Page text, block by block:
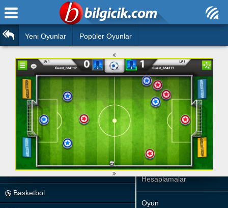
Araba
Boyama
Futbol
Çocuk
Angry Birds
Silah
Basketbol
Ana Sayfa
Bilmeceler
Bulmacalar
Deyimler
Duvar Yazıları
Hızlı Okuma Testi
Hesaplamalar
Oyun
Yeni Oyunlar Popüler Oyunlar